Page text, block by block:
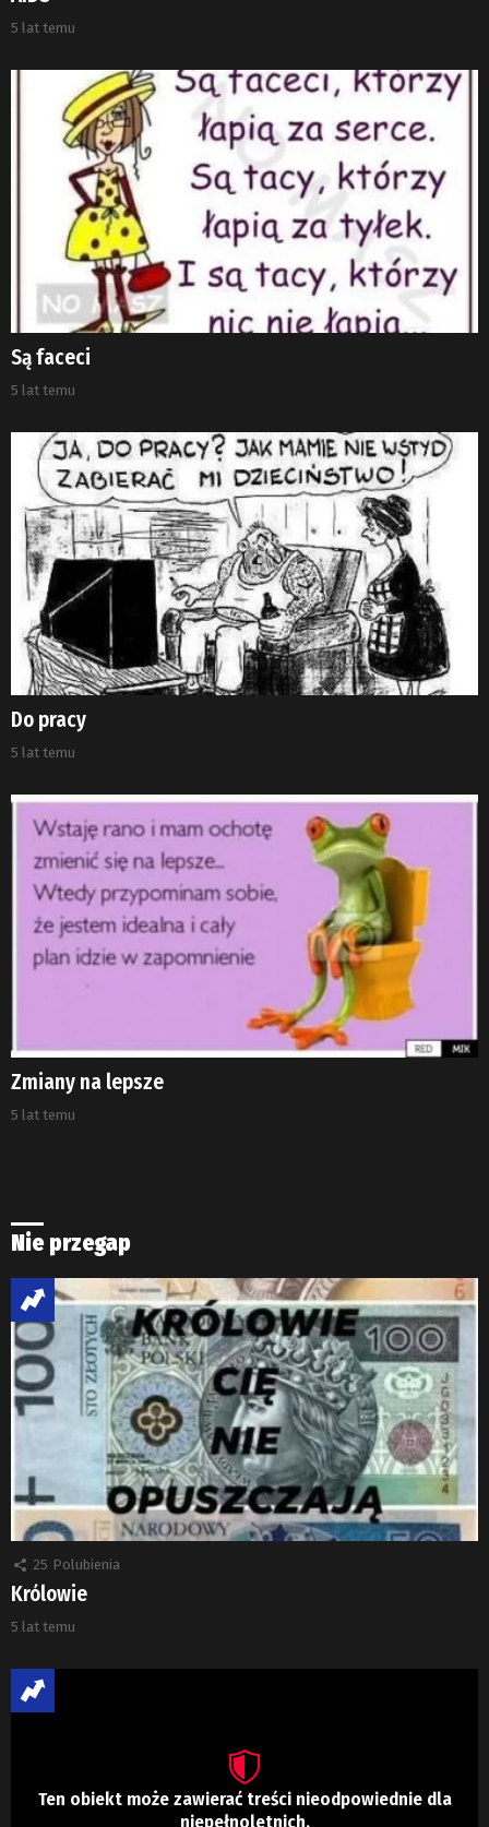
5 lat temu
Są faceci
5 lat temu
Do pracy
5 lat temu
Zmiany na lepsze
5 lat temu
Nie przegap
25 Polubienia
Królowie
5 lat temu
Ten obiekt może zawierać treści nieodpowiednie dla
niepełnoletnich.